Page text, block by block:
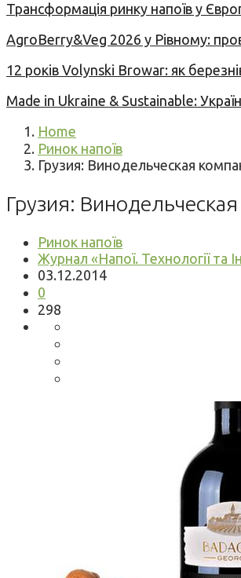
Трансформація ринку напоїв у
AgroBerry&Veg 2026 у Рівному:
12 років Volynski Browar: як
Made in Ukraine & Sustainable:
Home
Ринок напоїв
Грузия: Винодельческая
Грузия:
Ринок напоїв
Журнал «Напої. Технології та
03.12.2014
0
298